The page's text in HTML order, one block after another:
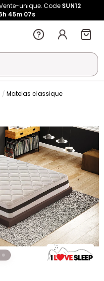
unique. Code SUN12
45m 06s
Matelas classique